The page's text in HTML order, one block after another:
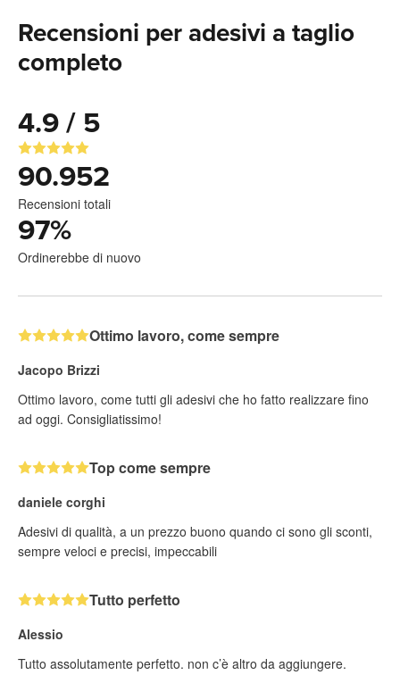
Recensioni per adesivi a taglio
completo
4.9 / 5
90.952
Recensioni totali
97%
Ordinerebbe di nuovo
Ottimo lavoro, come sempre
Jacopo Brizzi
Ottimo lavoro, come tutti gli adesivi che ho fatto realizzare fino
ad oggi. Consigliatissimo!
Top come sempre
daniele corghi
Adesivi di qualità, a un prezzo buono quando ci sono gli sconti,
sempre veloci e precisi, impeccabili
Tutto perfetto
Alessio
Tutto assolutamente perfetto. non c’è altro da aggiungere.